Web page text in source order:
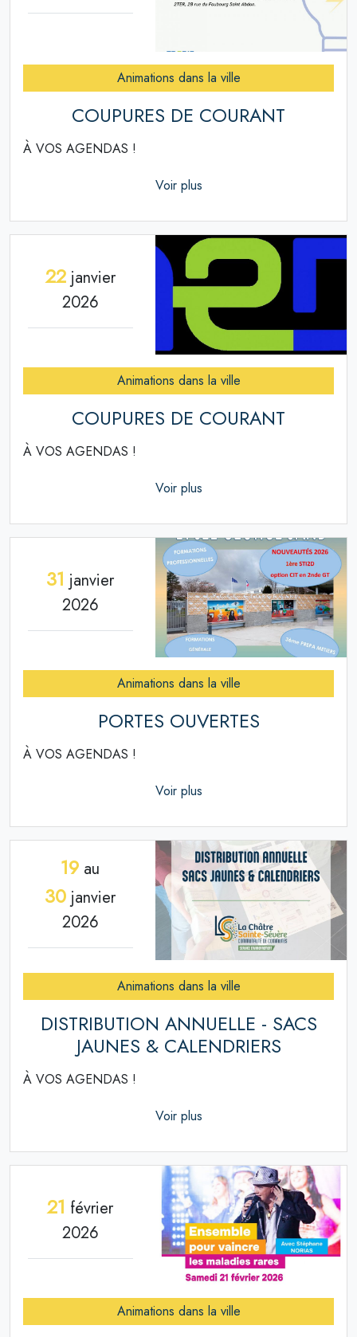
Animations dans la ville
COUPURES DE COURANT
À VOS AGENDAS !
Voir plus
22janvier
2026
Animations dans la ville
COUPURES DE COURANT
À VOS AGENDAS !
Voir plus
31 janvier
2026
Animations dans la ville
PORTES OUVERTES
À VOS AGENDAS !
Voir plus
19 au
30 janvier
2026
Animations dans la ville
DISTRIBUTION ANNUELLE - SACS
JAUNES & CALENDRIERS
À VOS AGENDAS !
Voir plus
21 février
2026
Animations dans la ville